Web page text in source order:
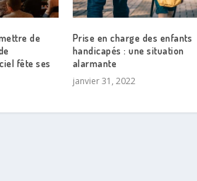
de
fête ses
Prise en charge des enfants
handicapés : une situation
alarmante
janvier 31, 2022